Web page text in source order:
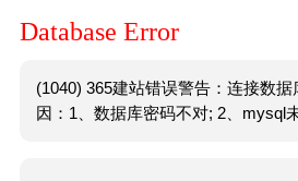
Database Error
(1040) 365建站错误警告：连接数
因：1、数据库密码不对; 2、mysql